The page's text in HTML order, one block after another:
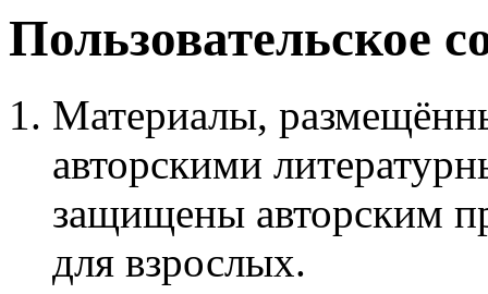
Пользовательское
Материалы,
авторскими
защищены авторским
для взрослых.